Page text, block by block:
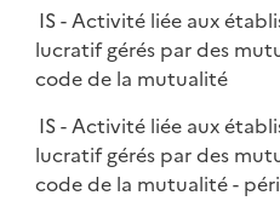
IS - Activité liée aux
lucratif gérés par des
code de la mutualité
IS - Activité liée aux
lucratif gérés par des
code de la mutualité -